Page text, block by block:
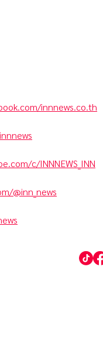
innnews.co.th
c/INNNEWS_INN
@inn_news